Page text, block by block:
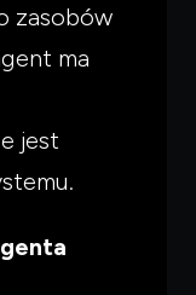
zasobów
ma
jest